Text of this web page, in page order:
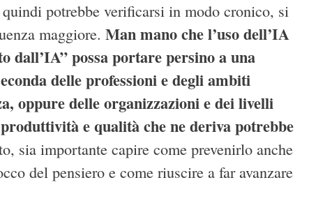
potrebbe verificarsi in modo cronico, si
maggiore. Man mano che l’uso dell’IA
dall’IA” possa portare persino a una
delle professioni e degli ambiti
oppure delle organizzazioni e dei livelli
e qualità che ne deriva potrebbe
sia importante capire come prevenirlo anche
del pensiero e come riuscire a far avanzare